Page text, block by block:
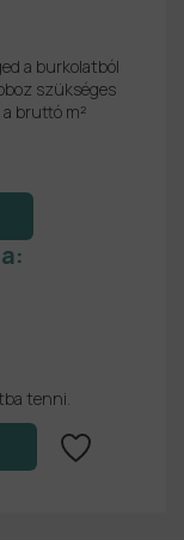
a burkolatból
szükséges
bruttó m²
tenni.